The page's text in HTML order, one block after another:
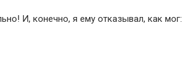
И, конечно, я ему отказывал, как мог: